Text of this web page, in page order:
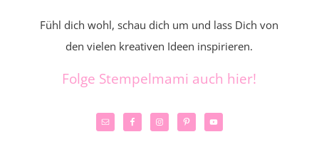
Fühl dich wohl, schau dich um und lass Dich von
den vielen kreativen Ideen inspirieren.
Folge Stempelmami auch hier!